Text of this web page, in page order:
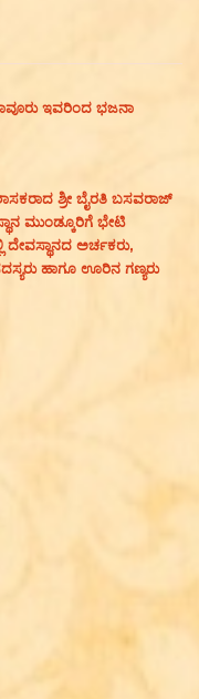
ಇವರಿಂದ ಭಜನಾ
ಶ್ರೀ ಬೈರತಿ ಬಸವರಾಜ್
ಮುಂಡ್ಕೂರಿಗೆ ಭೇಟಿ
ಅರ್ಚಕರು,
ಹಾಗೂ ಊರಿನ ಗಣ್ಯರು